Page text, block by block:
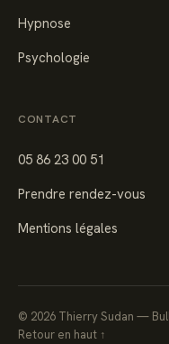
Hypnose
Psychologie
CONTACT
05 86 23 00 51
Prendre rendez-vous
Mentions légales
© 2026 Thierry Sudan —
Retour en haut ↑